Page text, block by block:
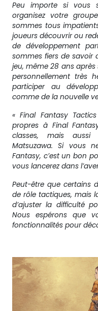
Peu importe si vous
organisez votre
sommes tous
joueurs découvrir ou
de développement
sommes fiers de
jeu, même 28 ans après
personnellement très
participer au
comme de la nouvelle
« Final Fantasy
propres à Final
classes, mais aussi
Matsuzawa. Si vous
Fantasy, c’est un bon
vous lancerez dans
Peut-être que certains
de rôle tactiques, mais
d’ajuster la difficulté
Nous espérons que
fonctionnalités pour